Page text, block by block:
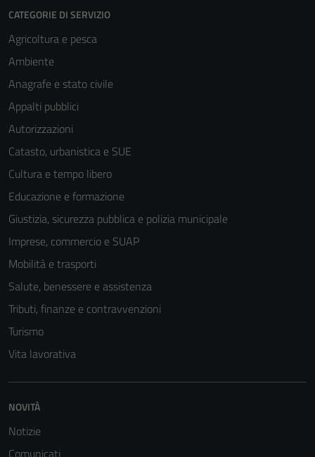
CATEGORIE DI SERVIZIO
Agricoltura e pesca
Ambiente
Anagrafe e stato civile
Appalti pubblici
Autorizzazioni
Catasto, urbanistica e SUE
Cultura e tempo libero
Educazione e formazione
Giustizia, sicurezza pubblica e polizia municipale
Imprese, commercio e SUAP
Mobilità e trasporti
Salute, benessere e assistenza
Tributi, finanze e contravvenzioni
Turismo
Vita lavorativa
NOVITÀ
Notizie
Comunicati
Questi cookie